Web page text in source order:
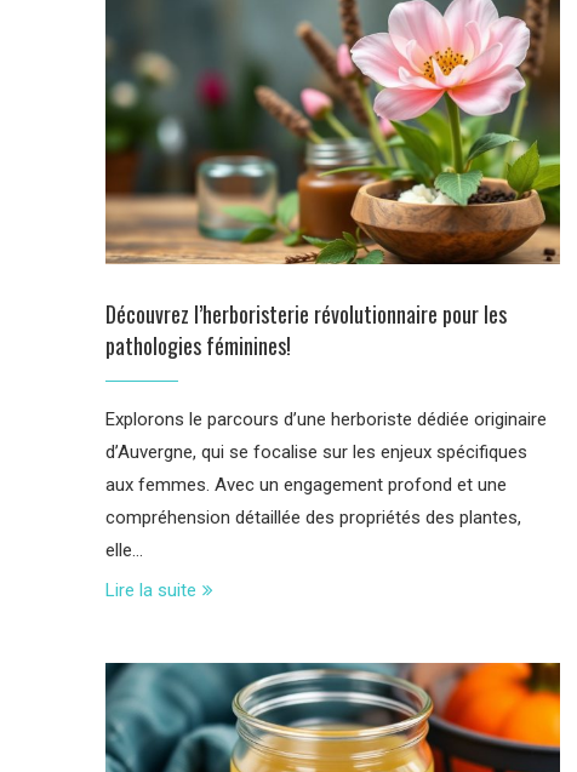
Découvrez l’herboristerie révolutionnaire pour les
pathologies féminines!
Explorons le parcours d’une herboriste dédiée originaire
d’Auvergne, qui se focalise sur les enjeux spécifiques
aux femmes. Avec un engagement profond et une
compréhension détaillée des propriétés des plantes,
elle…
Lire la suite